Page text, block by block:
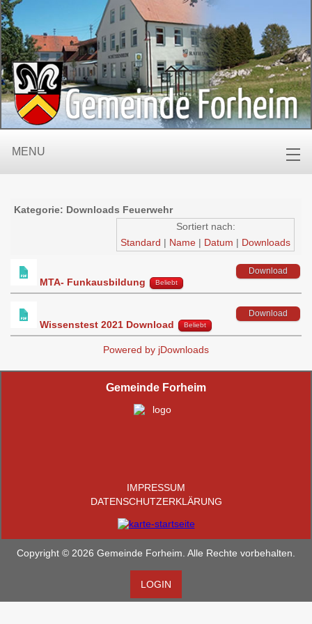
MENU
Kategorie: Downloads Feuerwehr
Sortiert nach:
Standard | Name | Datum | Downloads
MTA- Funkausbildung Beliebt
Download
Wissenstest 2021 Download Beliebt
Download
Powered by jDownloads
Gemeinde Forheim
IMPRESSUM
DATENSCHUTZERKLÄRUNG
Copyright © 2026 Gemeinde Forheim. Alle Rechte vorbehalten.
LOGIN